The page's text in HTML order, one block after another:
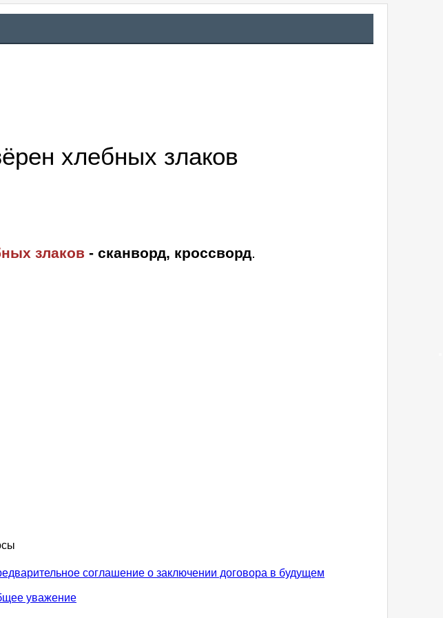
хлебных злаков
злаков - сканворд, кроссворд.
соглашение о заключении договора в будущем
уважение